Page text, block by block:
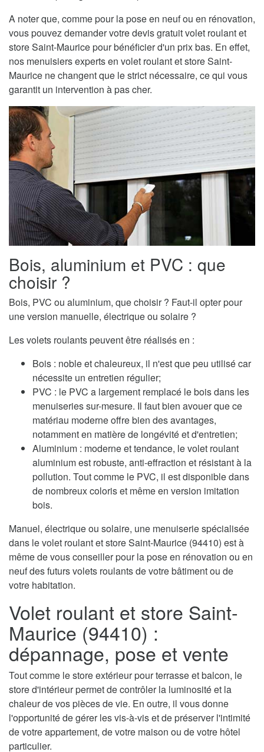
A noter que, comme pour la pose en neuf ou en rénovation,
vous pouvez demander votre devis gratuit volet roulant et
store Saint-Maurice pour bénéficier d'un prix bas. En effet,
nos menuisiers experts en volet roulant et store Saint-
Maurice ne changent que le strict nécessaire, ce qui vous
garantit un intervention à pas cher.
Bois, aluminium et PVC : que
choisir ?
Bois, PVC ou aluminium, que choisir ? Faut-il opter pour
une version manuelle, électrique ou solaire ?
Les volets roulants peuvent être réalisés en :
Bois : noble et chaleureux, il n'est que peu utilisé car
nécessite un entretien régulier;
PVC : le PVC a largement remplacé le bois dans les
menuiseries sur-mesure. Il faut bien avouer que ce
matériau moderne offre bien des avantages,
notamment en matière de longévité et d'entretien;
Aluminium : moderne et tendance, le volet roulant
aluminium est robuste, anti-effraction et résistant à la
pollution. Tout comme le PVC, il est disponible dans
de nombreux coloris et même en version imitation
bois.
Manuel, électrique ou solaire, une menuiserie spécialisée
dans le volet roulant et store Saint-Maurice (94410) est à
même de vous conseiller pour la pose en rénovation ou en
neuf des futurs volets roulants de votre bâtiment ou de
votre habitation.
Volet roulant et store Saint-
Maurice (94410) :
dépannage, pose et vente
Tout comme le store extérieur pour terrasse et balcon, le
store d'intérieur permet de contrôler la luminosité et la
chaleur de vos pièces de vie. En outre, il vous donne
l'opportunité de gérer les vis-à-vis et de préserver l'intimité
de votre appartement, de votre maison ou de votre hôtel
particulier.